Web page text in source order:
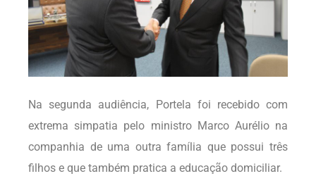
Na segunda audiência, Portela foi recebido com
extrema simpatia pelo ministro Marco Aurélio na
companhia de uma outra família que possui três
filhos e que também pratica a educação domiciliar.